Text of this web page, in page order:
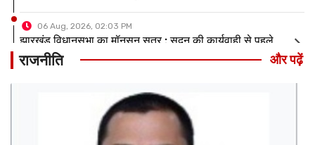
06 Aug, 2026, 01:14 PM
पटना एयरपोर्ट पर नई दरें लागू : प्रीमियम पार्किंग के साथ निजी कारों
का शुल्क दोगुना,पिक एंड ड्रॉप के नियम भी बदले
भारत-नेपाल सीमा पर हाई अलर्ट : अररिया बॉर्डर सील,सुरक्षा एजेंसियां
सतर्क,आम जनजीवन प्रभावित,चौकसी बढ़ी
राजनीति और पढ़ें